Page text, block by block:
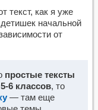
текст, как я уже
начальной
от
простые тексты
6 классов, то
— там еще